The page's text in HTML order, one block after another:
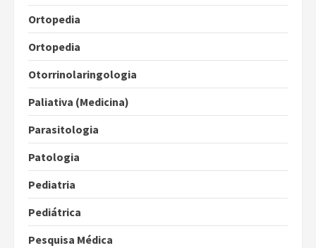
Ortopedia
Ortopedia
Otorrinolaringologia
Paliativa (Medicina)
Parasitologia
Patologia
Pediatria
Pediátrica
Pesquisa Médica